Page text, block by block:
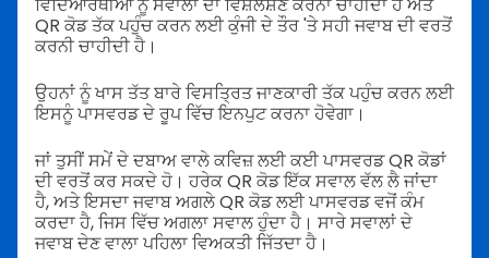
ਵਿਦਿਆਰਥੀਆਂ ਨੂੰ ਸਵਾਲਾਂ ਦਾ ਵਿਸ਼ਲੇਸ਼ਣ ਕਰਨਾ ਚਾਹੀਦਾ ਹੈ ਅਤੇ
QR ਕੋਡ ਤੱਕ ਪਹੁੰਚ ਕਰਨ ਲਈ ਕੁੰਜੀ ਦੇ ਤੌਰ 'ਤੇ ਸਹੀ ਜਵਾਬ ਦੀ ਵਰਤੋਂ
ਕਰਨੀ ਚਾਹੀਦੀ ਹੈ।
ਉਹਨਾਂ ਨੂੰ ਖਾਸ ਤੱਤ ਬਾਰੇ ਵਿਸਤ੍ਰਿਤ ਜਾਣਕਾਰੀ ਤੱਕ ਪਹੁੰਚ ਕਰਨ ਲਈ
ਇਸਨੂੰ ਪਾਸਵਰਡ ਦੇ ਰੂਪ ਵਿੱਚ ਇਨਪੁਟ ਕਰਨਾ ਹੋਵੇਗਾ।
ਜਾਂ ਤੁਸੀਂ ਸਮੇਂ ਦੇ ਦਬਾਅ ਵਾਲੇ ਕਵਿਜ਼ ਲਈ ਕਈ ਪਾਸਵਰਡ QR ਕੋਡਾਂ
ਦੀ ਵਰਤੋਂ ਕਰ ਸਕਦੇ ਹੋ। ਹਰੇਕ QR ਕੋਡ ਇੱਕ ਸਵਾਲ ਵੱਲ ਲੈ ਜਾਂਦਾ
ਹੈ, ਅਤੇ ਇਸਦਾ ਜਵਾਬ ਅਗਲੇ QR ਕੋਡ ਲਈ ਪਾਸਵਰਡ ਵਜੋਂ ਕੰਮ
ਕਰਦਾ ਹੈ, ਜਿਸ ਵਿੱਚ ਅਗਲਾ ਸਵਾਲ ਹੁੰਦਾ ਹੈ। ਸਾਰੇ ਸਵਾਲਾਂ ਦੇ
ਜਵਾਬ ਦੇਣ ਵਾਲਾ ਪਹਿਲਾ ਵਿਅਕਤੀ ਜਿੱਤਦਾ ਹੈ।